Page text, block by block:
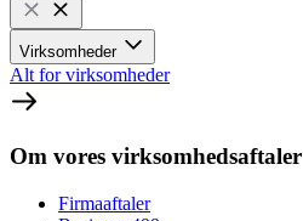
Virksomheder
Alt for virksomheder
Om vores virksomhedsaftaler
Firmaaftaler